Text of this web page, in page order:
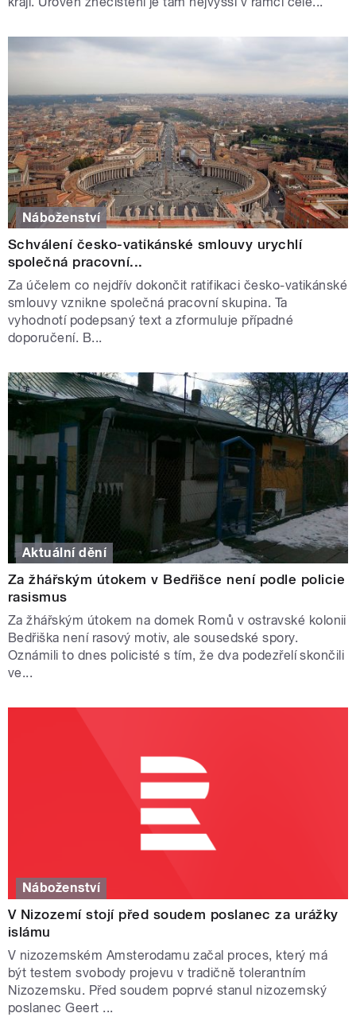
Náboženství
Schválení česko-vatikánské smlouvy urychlí
společná pracovní...
Za účelem co nejdřív dokončit ratifikaci česko-vatikánské
smlouvy vznikne společná pracovní skupina. Ta
vyhodnotí podepsaný text a zformuluje případné
doporučení. B...
Aktuální dění
Za žhářským útokem v Bedřišce není podle policie
rasismus
Za žhářským útokem na domek Romů v ostravské kolonii
Bedřiška není rasový motiv, ale sousedské spory.
Oznámili to dnes policisté s tím, že dva podezřelí skončili
ve...
Náboženství
V Nizozemí stojí před soudem poslanec za urážky
islámu
V nizozemském Amsterodamu začal proces, který má
být testem svobody projevu v tradičně tolerantním
Nizozemsku. Před soudem poprvé stanul nizozemský
poslanec Geert ...